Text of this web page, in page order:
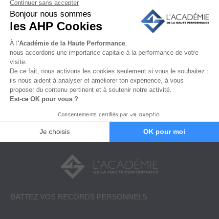
Améliorer ses performances
Formation coaching
Gagner en confiance en soi
Mental du sportif
Non classé
Préparer une compétition
BATTEZ VOS RECORDS PERSONNELS